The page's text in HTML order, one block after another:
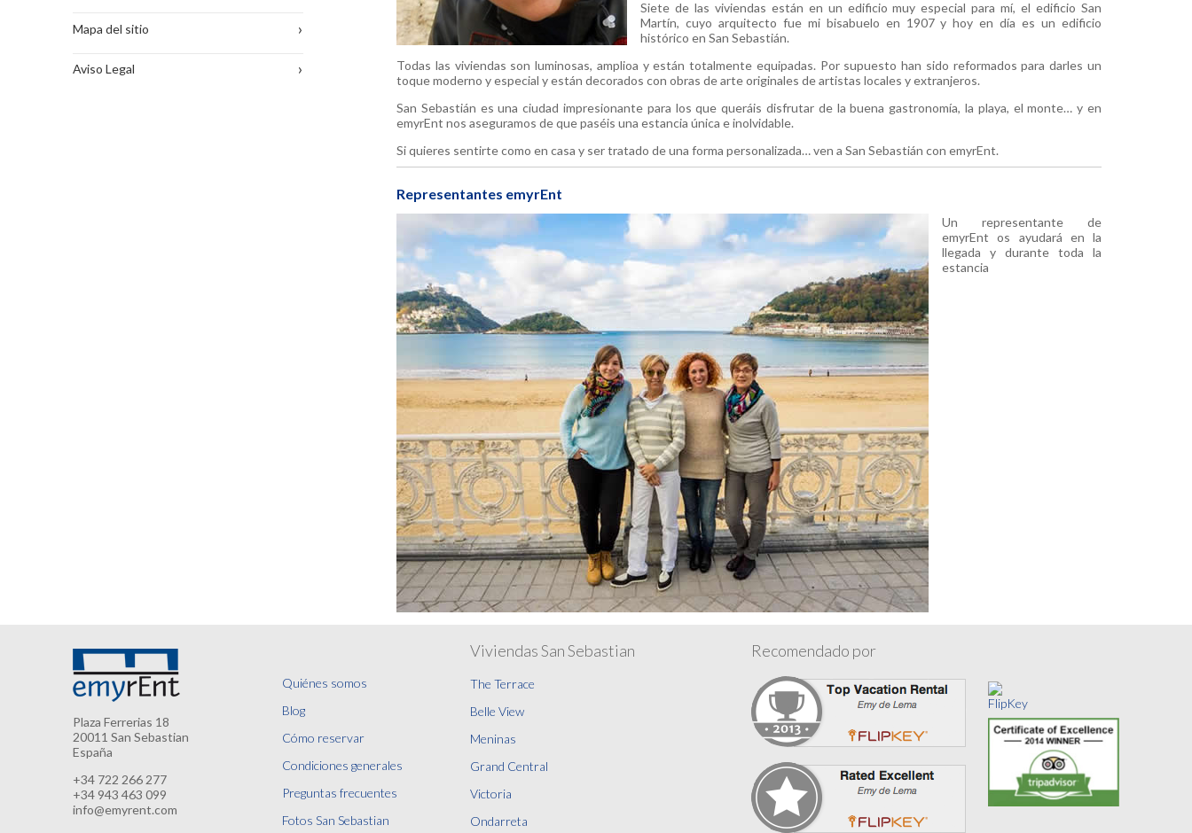
Mapa del sitio ›
Aviso Legal ›
Siete de las viviendas están en un edificio muy especial para mí, el edificio San
Martín, cuyo arquitecto fue mi bisabuelo en 1907 y hoy en día es un edificio
histórico en San Sebastián.
Todas las viviendas son luminosas, amplioa y están totalmente equipadas. Por supuesto han sido reformados para darles un
toque moderno y especial y están decorados con obras de arte originales de artistas locales y extranjeros.
San Sebastián es una ciudad impresionante para los que queráis disfrutar de la buena gastronomía, la playa, el monte… y en
emyrEnt nos aseguramos de que paséis una estancia única e inolvidable.
Si quieres sentirte como en casa y ser tratado de una forma personalizada… ven a San Sebastián con emyrEnt.
Representantes emyrEnt
Un representante de
emyrEnt os ayudará en la
llegada y durante toda la
estancia
Plaza Ferrerias 18
20011 San Sebastian
España
+34 722 266 277
+34 943 463 099
info@emyrent.com
Quiénes somos
Blog
Cómo reservar
Condiciones generales
Preguntas frecuentes
Fotos San Sebastian
Viviendas San Sebastian
The Terrace
Belle View
Meninas
Grand Central
Victoria
Ondarreta
Recomendado por